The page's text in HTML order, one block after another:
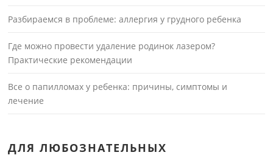
Разбираемся в проблеме: аллергия у грудного ребенка
Где можно провести удаление родинок лазером?
Практические рекомендации
Все о папилломах у ребенка: причины, симптомы и
лечение
ДЛЯ ЛЮБОЗНАТЕЛЬНЫХ